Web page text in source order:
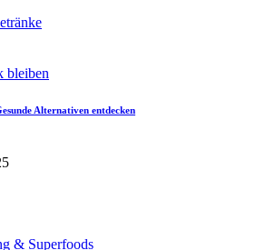
bleiben
Alternativen entdecken
& Superfoods